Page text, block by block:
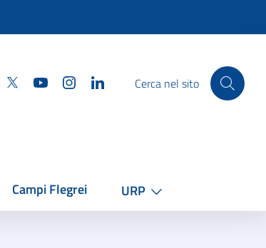
Facebook
Twitter YouTube InstagramLinkedinCerca nel sito
Campi Flegrei URP